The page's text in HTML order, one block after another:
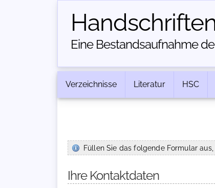
Eine Bestandsaufnahme
Verzeichnisse Literatur HSC
Füllen Sie das folgende Formular
Ihre Kontaktdaten